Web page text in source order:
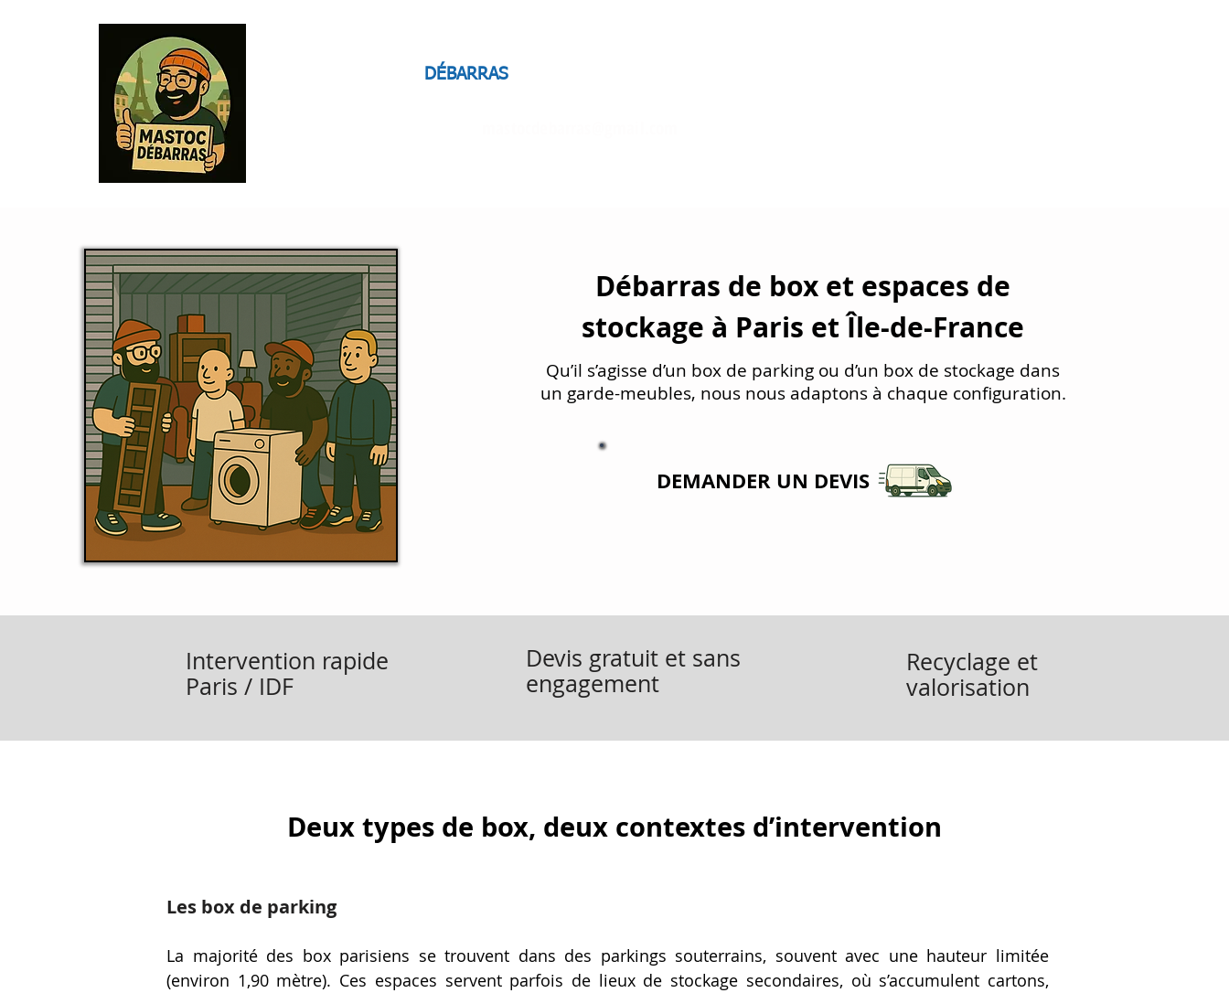
DÉBARRAS
Débarras de box et espaces de
stockage à Paris et Île-de-France
Qu’il s’agisse d’un box de parking ou d’un box de stockage dans
un garde-meubles, nous nous adaptons à chaque configuration.
DEMANDER UN DEVIS
Intervention rapide
Paris / IDF
Devis gratuit et sans
engagement
Recyclage et
valorisation
Deux types de box, deux contextes d’intervention
Les box de parking
La majorité des box parisiens se trouvent dans des parkings souterrains, souvent avec une hauteur limitée
(environ 1,90 mètre). Ces espaces servent parfois de lieux de stockage secondaires, où s’accumulent cartons,